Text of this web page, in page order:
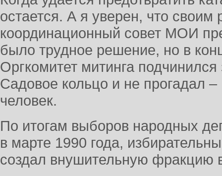
остается. А я уверен, что
координационный совет МОИ
было трудное решение, но в
Оргкомитет митинга
Садовое кольцо и не прогадал
человек.
По итогам выборов народных
в марте 1990 года,
создал внушительную фракцию